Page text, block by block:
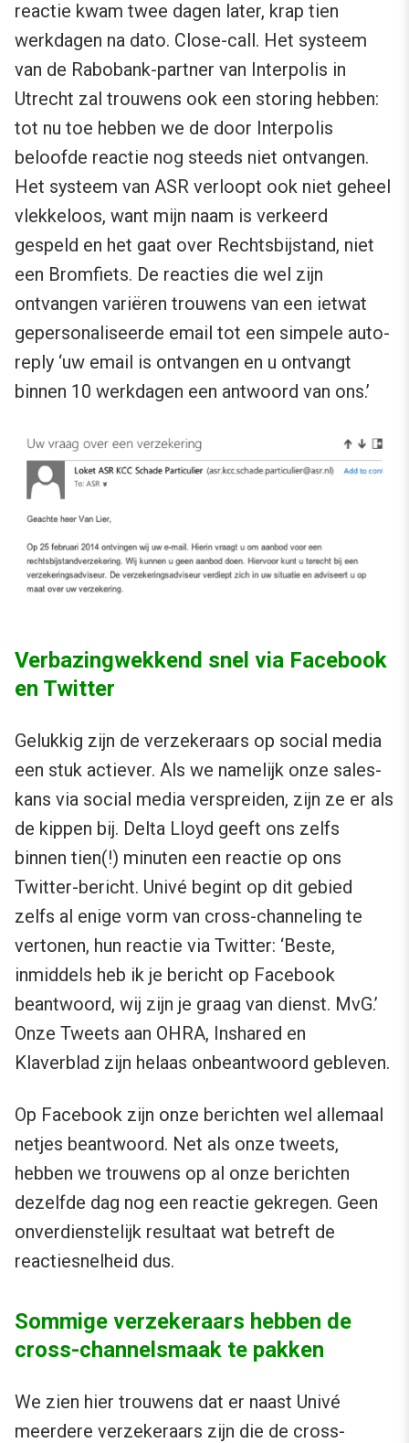
reactie kwam twee dagen later, krap tien
werkdagen na dato. Close-call. Het systeem
van de Rabobank-partner van Interpolis in
Utrecht zal trouwens ook een storing hebben:
tot nu toe hebben we de door Interpolis
beloofde reactie nog steeds niet ontvangen.
Het systeem van ASR verloopt ook niet geheel
vlekkeloos, want mijn naam is verkeerd
gespeld en het gaat over Rechtsbijstand, niet
een Bromfiets. De reacties die wel zijn
ontvangen variëren trouwens van een ietwat
gepersonaliseerde email tot een simpele auto-
reply ‘uw email is ontvangen en u ontvangt
binnen 10 werkdagen een antwoord van ons.’
Verbazingwekkend snel via Facebook
en Twitter
Gelukkig zijn de verzekeraars op social media
een stuk actiever. Als we namelijk onze sales-
kans via social media verspreiden, zijn ze er als
de kippen bij. Delta Lloyd geeft ons zelfs
binnen tien(!) minuten een reactie op ons
Twitter-bericht. Univé begint op dit gebied
zelfs al enige vorm van cross-channeling te
vertonen, hun reactie via Twitter: ‘Beste,
inmiddels heb ik je bericht op Facebook
beantwoord, wij zijn je graag van dienst. MvG.’
Onze Tweets aan OHRA, Inshared en
Klaverblad zijn helaas onbeantwoord gebleven.
Op Facebook zijn onze berichten wel allemaal
netjes beantwoord. Net als onze tweets,
hebben we trouwens op al onze berichten
dezelfde dag nog een reactie gekregen. Geen
onverdienstelijk resultaat wat betreft de
reactiesnelheid dus.
Sommige verzekeraars hebben de
cross-channelsmaak te pakken
We zien hier trouwens dat er naast Univé
meerdere verzekeraars zijn die de cross-